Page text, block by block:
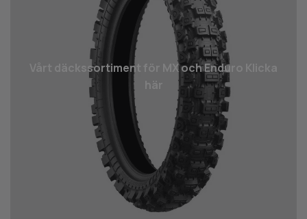
Vårt däcks­sortiment för MX och Enduro Klicka